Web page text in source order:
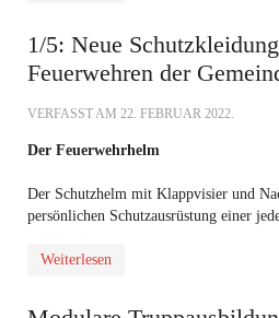
1/5: Neue
Feuerwehren der
VERFASST AM 22. FEBRUAR 2022.
Der Feuerwehrhelm
Der Schutzhelm mit Klappvisier und
persönlichen Schutzausrüstung einer
Weiterlesen